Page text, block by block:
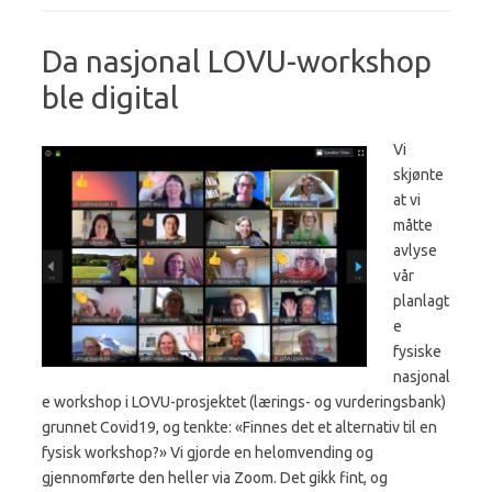
Da nasjonal LOVU-workshop
ble digital
Vi
skjønte
at vi
måtte
avlyse
vår
planlagt
e
fysiske
nasjonal
e workshop i LOVU-prosjektet (lærings- og vurderingsbank)
grunnet Covid19, og tenkte: «Finnes det et alternativ til en
fysisk workshop?» Vi gjorde en helomvending og
gjennomførte den heller via Zoom. Det gikk fint, og